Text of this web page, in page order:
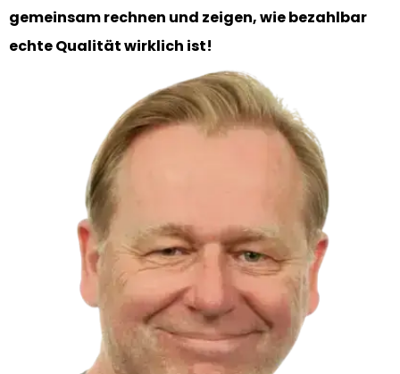
gemeinsam rechnen und zeigen, wie bezahlbar
echte Qualität wirklich ist!